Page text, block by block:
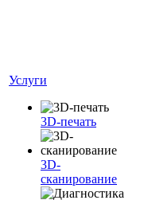
Услуги
3D-печать
3D-
сканирование